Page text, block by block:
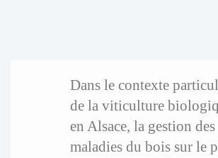
Dans le contexte
de la viticulture
en Alsace, la gestion des
maladies du bois sur le